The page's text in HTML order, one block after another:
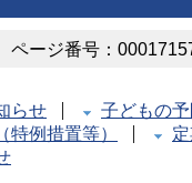
ページ番号：
らせ 子どもの
特例措置等）